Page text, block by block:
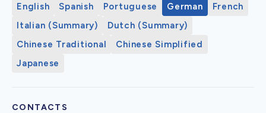
English Spanish Portuguese German
French
Italian (Summary)
Dutch (Summary)
Chinese Traditional
Chinese Simplified
Japanese
CONTACTS